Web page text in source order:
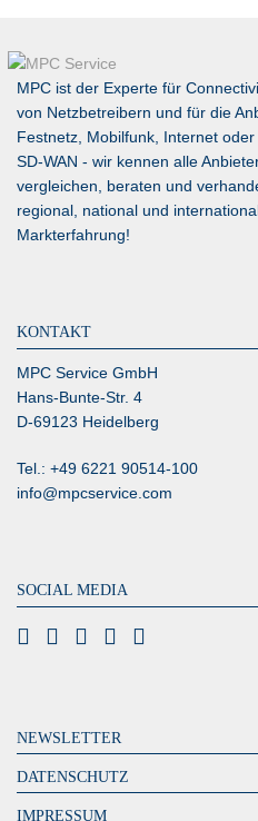
MPC ist der Experte für
von Netzbetreibern und für die
Festnetz, Mobilfunk, Internet
SD-WAN - wir kennen alle
vergleichen, beraten und
regional, national und
Markterfahrung!
KONTAKT
MPC Service GmbH
Hans-Bunte-Str. 4
D-69123 Heidelberg
Tel.: +49 6221 90514-100
info@mpcservice.com
SOCIAL MEDIA
NEWSLETTER
DATENSCHUTZ
IMPRESSUM